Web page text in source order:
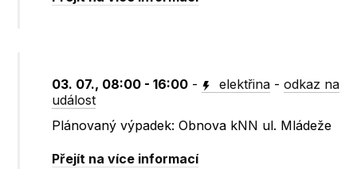
03. 07., 08:00 - 16:00 - elektřina -odkaz na
událost
Plánovaný výpadek: Obnova kNN ul. Mládeže
Přejít na více informací